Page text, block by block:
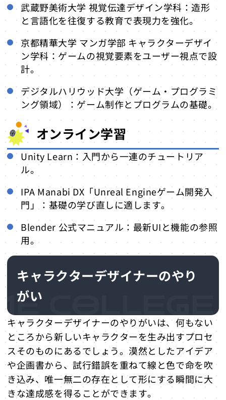
武蔵野美術大学 視覚伝達デザイン学科：造形
と言語化を往復する教育で表現力を強化。
京都精華大学 マンガ学部 キャラクターデザイ
ン学科：ゲームの視覚要素をユーザー視点で設
計。
デジタルハリウッド大学（ゲーム・プログラミ
ング領域）：ゲーム制作とプログラムの基礎。
オンライン学習
Unity Learn：入門から一連のチュートリア
ル。
IPA Manabi DX「Unreal Engineゲーム開発入
門」：基礎の学び直しに適します。
Blender 公式マニュアル：最新UIと機能の参照
用。
キャラクターデザイナーのやり
がい
キャラクターデザイナーのやりがいは、何もない
ところから新しいキャラクターを生み出すプロセ
スそのものにあるでしょう。漠然としたアイデア
や企画書から、試行錯誤を重ねて線と色で命を吹
き込み、唯一無二の存在として形にする瞬間に大
きな達成感を得ることができます。